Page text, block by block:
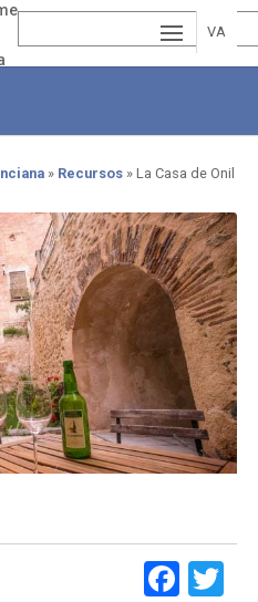
VA
Recursos La Casa de Onil